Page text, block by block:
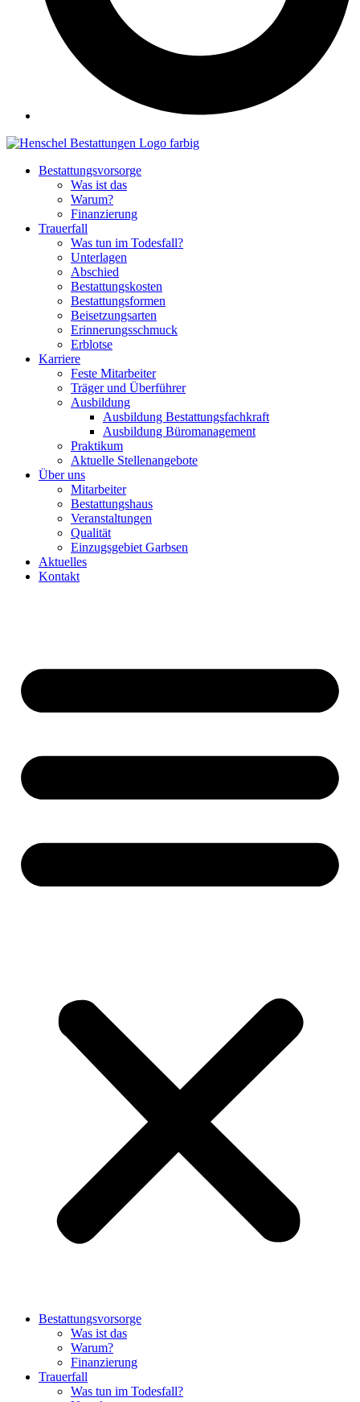
Bestattungsvorsorge
Was ist das
Warum?
Finanzierung
Trauerfall
Was tun im Todesfall?
Unterlagen
Abschied
Bestattungskosten
Bestattungsformen
Beisetzungsarten
Erinnerungsschmuck
Erblotse
Karriere
Feste Mitarbeiter
Träger und Überführer
Ausbildung
Ausbildung Bestattungsfachkraft
Ausbildung Büromanagement
Praktikum
Aktuelle Stellenangebote
Über uns
Mitarbeiter
Bestattungshaus
Veranstaltungen
Qualität
Einzugsgebiet Garbsen
Aktuelles
Kontakt
Bestattungsvorsorge
Was ist das
Warum?
Finanzierung
Trauerfall
Was tun im Todesfall?